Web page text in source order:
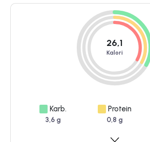
26,1
Kalori
Karb.
3,6 g
Protein
0,8 g